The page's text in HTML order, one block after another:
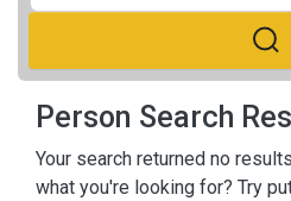
Person Search
Your search returned no
what you're looking for? Try